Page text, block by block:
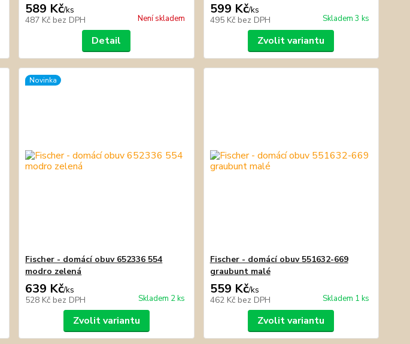
589 Kč/ks
487 Kč bez DPH Není skladem
Detail
599 Kč/ks
495 Kč bez DPH Skladem 3 ks
Zvolit variantu
Novinka
Fischer - domácí obuv 652336 554
modro zelená
639 Kč/ks
528 Kč bez DPH Skladem 2 ks
Zvolit variantu
Fischer - domácí obuv 551632-669
graubunt malé
559 Kč/ks
462 Kč bez DPH Skladem 1 ks
Zvolit variantu